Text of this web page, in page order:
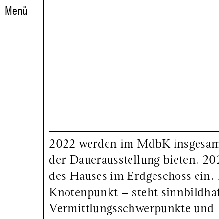
Menü
Navigation
Skulptur
Geschichte
In
Ansichts-
2022 werden im MdbK
der Dauerausstellung bieten.
des Hauses im Erdgeschoss
Knotenpunkt – steht
Vermittlungsschwerpunkte und